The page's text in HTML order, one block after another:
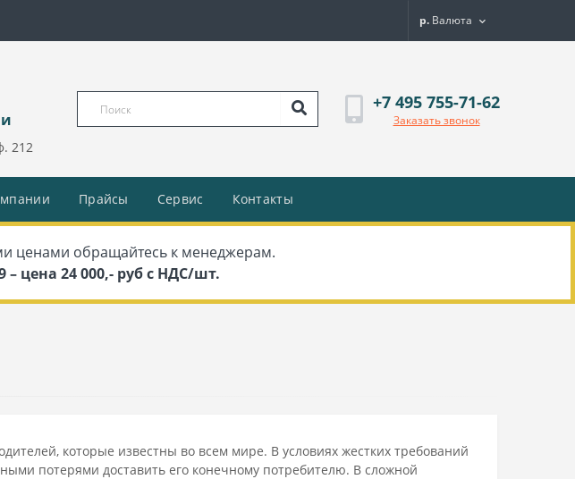
р. Валюта
212
+7 495 755-71-62
Заказать звонок
Прайсы Сервис Контакты
ценами обращайтесь к менеджерам.
– цена 24 000,- руб с НДС/шт.
которые известны во всем мире. В условиях жестких требований
потерями доставить его конечному потребителю. В сложной